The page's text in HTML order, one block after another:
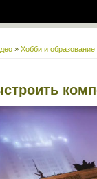
» Хобби и образование